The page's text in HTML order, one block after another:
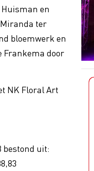
en
ter
bloemwerk en
Frankema door
NK Floral Art
bestond uit: